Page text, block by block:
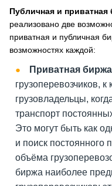
Публичная и приватная
реализовано две
приватная и публичная
возможностях каждой:
Приватная биржа
грузоперевозчиков,
грузовладельцы,
транспорт
Это могут быть как
и поиск
объёма
биржа наиболее